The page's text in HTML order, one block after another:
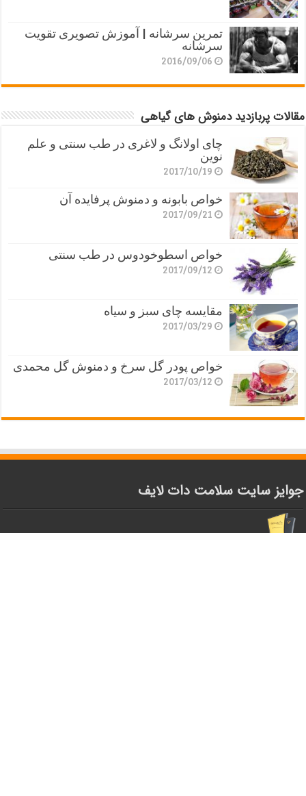
تمرین سرشانه | آموزش تصویری تقویت
سرشانه
2016/09/06
مقالات پربازدید دمنوش های گیاهی
چای اولانگ و لاغری در طب سنتی و علم
نوین
2017/10/19
خواص بابونه و دمنوش پرفایده آن
2017/09/21
خواص اسطوخودوس در طب سنتی
2017/09/12
مقایسه چای سبز و سیاه
2017/03/29
خواص پودر گل سرخ و دمنوش گل محمدی
2017/03/12
جوایز سایت سلامت دات لایف